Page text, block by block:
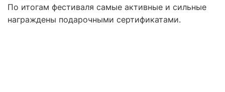
По итогам фестиваля самые активные и сильные
награждены подарочными сертификатами.